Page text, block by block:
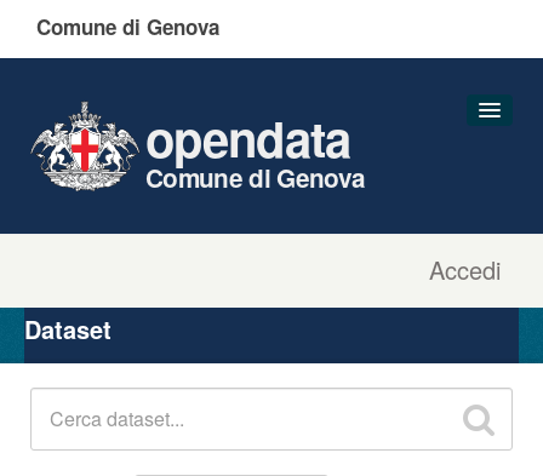
Comune di Genova
Accedi
opendata
Comune di Genova
Organizzazioni
Gruppi
Dataset